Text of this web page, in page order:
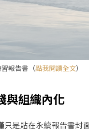
報告書（點我閱讀全文）
與組織內化
是貼在永續報告書封